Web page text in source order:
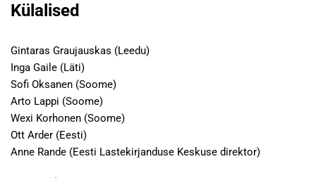
Külalised
Gintaras Graujauskas (Leedu)
Inga Gaile (Läti)
Sofi Oksanen (Soome)
Arto Lappi (Soome)
Wexi Korhonen (Soome)
Ott Arder (Eesti)
Anne Rande (Eesti Lastekirjanduse Keskuse direktor)